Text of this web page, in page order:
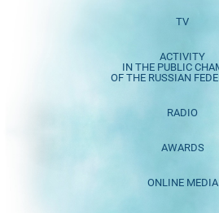
TV
ACTIVITY
IN THE PUBLIC
OF THE RUSSIAN
RADIO
AWARDS
ONLINE MEDIA